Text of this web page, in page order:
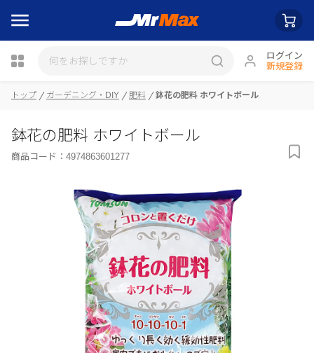
ログイン
新規登録
トップ ガーデニング・DIY 肥料 鉢花の肥料 ホワイトボール
鉢花の肥料 ホワイトボール
商品コード： 4974863601277